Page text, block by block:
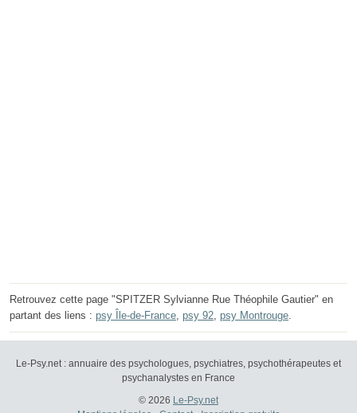
Retrouvez cette page "SPITZER Sylvianne Rue Théophile Gautier" en
partant des liens : psy Île-de-France psy 92 psy Montrouge
Le-Psy.net : annuaire des psychologues, psychiatres, psychothérapeutes et
psychanalystes en France
© 2026 Le-Psy.net